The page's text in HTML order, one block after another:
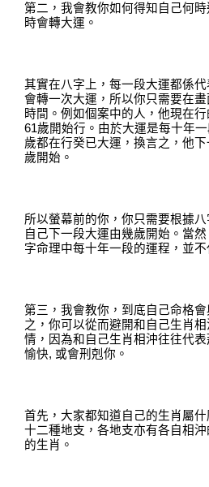
第二，我會教你如何得知自己何
時會轉大運。
其實在八字上，每一段大運都係代
會轉一次大運 ， 所以你只需要在
時間 。 例如個案中的人，他現在
61歲開始行 。 由於大運是每十年一
歲都在行癸已大運 ， 換言之，他
歲開始。
所以螢幕前的你，你只需要根據
自己下一段大運由幾歲開始 。 當
字命理中每十年一段的運程，並
第三，我會教你，到底自己命格
之，你可以從而避開和自己生肖
情，因為和自己生肖相沖往往代
愉快, 或會刑剋你。
首先，大家都知道自己的生肖屬什
十二種地支 ， 各地支亦有各自相
的生肖 。